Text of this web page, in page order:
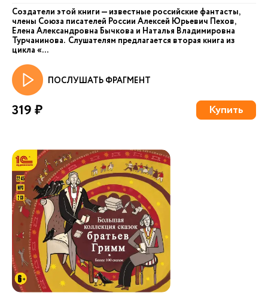
Создатели этой книги — известные российские фантасты,
члены Союза писателей России Алексей Юрьевич Пехов,
Елена Александровна Бычкова и Наталья Владимировна
Турчанинова. Слушателям предлагается вторая книга из
цикла «...
ПОСЛУШАТЬ ФРАГМЕНТ
319 ₽ Купить